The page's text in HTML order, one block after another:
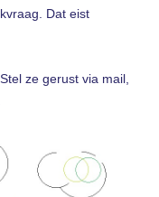
Dat eist
ze gerust via mail,